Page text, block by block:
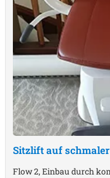
Sitzlift auf
Flow 2, Einbau durch